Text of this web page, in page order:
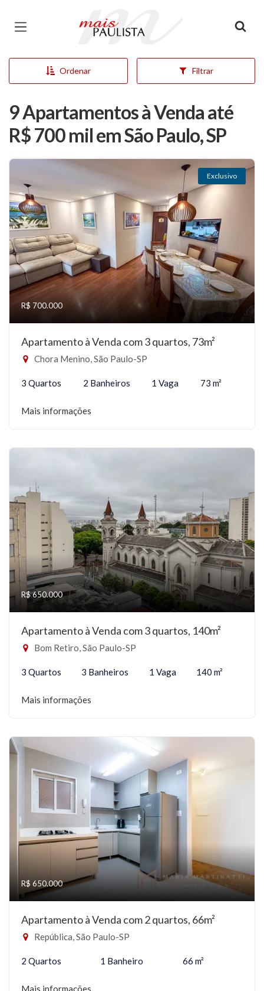
Página inicial
Ordenar Filtrar
9 Apartamentos à Venda até
R$ 700 mil em São Paulo, SP
Exclusivo
R$ 700.000
Apartamento à Venda com 3 quartos, 73m²
Chora Menino, São Paulo-SP
3 Quartos 2 Banheiros 1 Vaga 73 m²
Mais informações
R$ 650.000
Apartamento à Venda com 3 quartos, 140m²
Bom Retiro, São Paulo-SP
3 Quartos 3 Banheiros 1 Vaga 140 m²
Mais informações
R$ 650.000
Apartamento à Venda com 2 quartos, 66m²
República, São Paulo-SP
2 Quartos 1 Banheiro 66 m²
Mais informações